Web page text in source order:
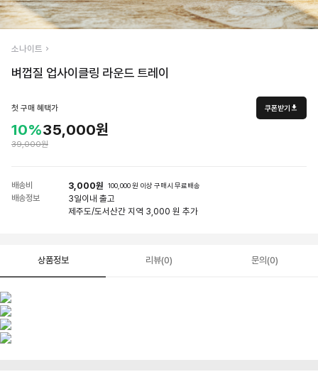
소나이트
벼껍질 업사이클링 라운드 트레이
첫 구매 혜택가 쿠폰받기
10%35,000원
39,000원
배송비 3,000원 100,000 원 이상 구매시 무료배송
배송정보 3일이내 출고
제주도/도서산간 지역 3,000 원 추가
상품정보 리뷰(0) 문의(0)